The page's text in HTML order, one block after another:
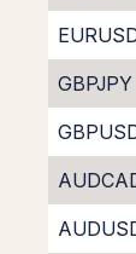
GBPJPY